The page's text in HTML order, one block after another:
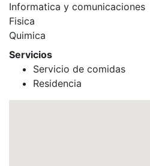
Informatica y comunicaciones
Fisica
Quimica
Servicios
Servicio de comidas
Residencia